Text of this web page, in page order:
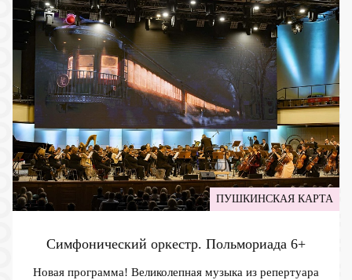
ПУШКИНСКАЯ КАРТА
Симфонический оркестр. Польмориада 6+
Новая программа! Великолепная музыка из репертуара